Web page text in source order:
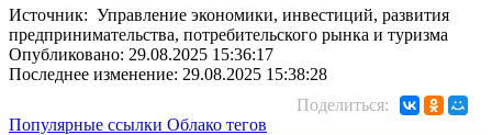
Источник: Управление экономики, инвестиций, развития
предпринимательства, потребительского рынка и туризма
Опубликовано: 29.08.2025 15:36:17
Последнее изменение: 29.08.2025 15:38:28
Поделиться:
Популярные ссылки Облако тегов